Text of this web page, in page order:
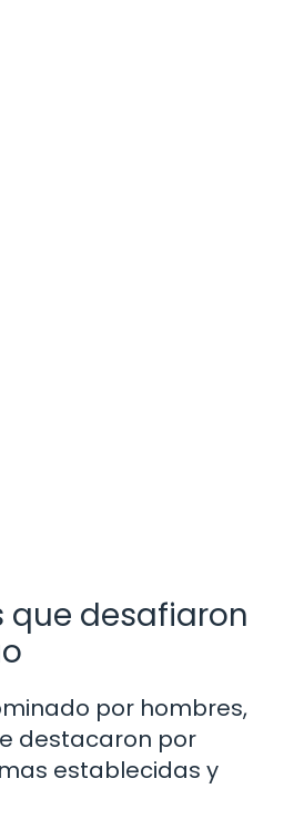
que desafiaron
por hombres,
destacaron por
establecidas y